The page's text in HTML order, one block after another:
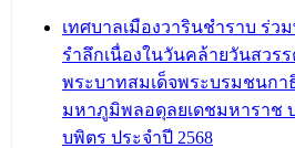
เทศบาลเมืองวารินชำราบ ร่ว
รำลึกเนื่องในวันคล้ายวันสวร
พระบาทสมเด็จพระบรมชนกา
มหาภูมิพลอดุลยเดชมหาราช
บพิตร ประจำปี 2568